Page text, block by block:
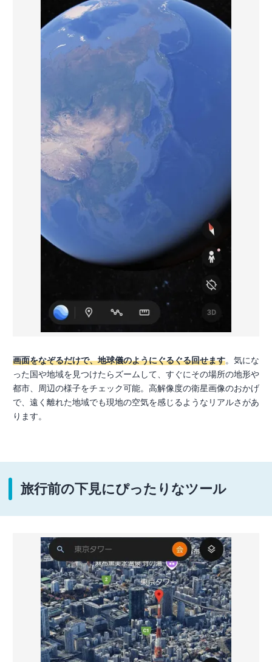
画面をなぞるだけで、地球儀のようにぐるぐる回せます。気にな
った国や地域を見つけたらズームして、すぐにその場所の地形や
都市、周辺の様子をチェック可能。高解像度の衛星画像のおかげ
で、遠く離れた地域でも現地の空気を感じるようなリアルさがあ
ります。
旅行前の下見にぴったりなツール